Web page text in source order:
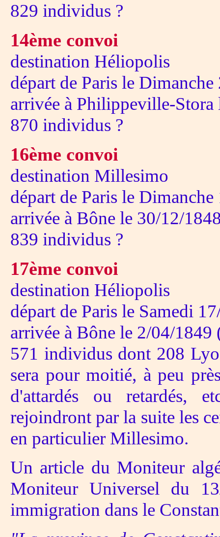
829 individus ?
14ème convoi
destination Héliopolis
départ de Paris le
arrivée à Philippeville-
870 individus ?
16ème convoi
destination Millesimo
départ de Paris le
arrivée à Bône le 30/12/
839 individus ?
17ème convoi
destination Héliopolis
départ de Paris le Samedi
arrivée à Bône le 2/04/1849
571 individus dont 208
sera pour moitié, à peu
d'attardés ou retardés,
rejoindront par la suite les
en particulier Millesimo.
Un article du Moniteur
Moniteur Universel du
immigration dans le